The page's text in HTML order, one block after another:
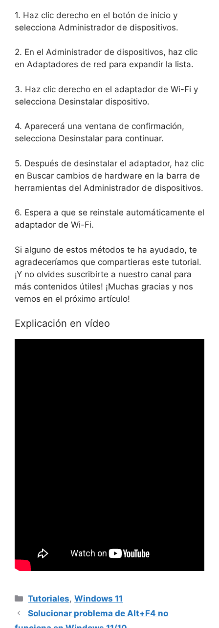
1. Haz clic derecho en el botón de inicio y
selecciona Administrador de dispositivos.
2. En el Administrador de dispositivos, haz clic
en Adaptadores de red para expandir la lista.
3. Haz clic derecho en el adaptador de Wi-Fi y
selecciona Desinstalar dispositivo.
4. Aparecerá una ventana de confirmación,
selecciona Desinstalar para continuar.
5. Después de desinstalar el adaptador, haz clic
en Buscar cambios de hardware en la barra de
herramientas del Administrador de dispositivos.
6. Espera a que se reinstale automáticamente el
adaptador de Wi-Fi.
Si alguno de estos métodos te ha ayudado, te
agradeceríamos que compartieras este tutorial.
¡Y no olvides suscribirte a nuestro canal para
más contenidos útiles! ¡Muchas gracias y nos
vemos en el próximo artículo!
Explicación en vídeo
Categorías
Tutoriales,Windows 11
Solucionar problema de Alt+F4 no